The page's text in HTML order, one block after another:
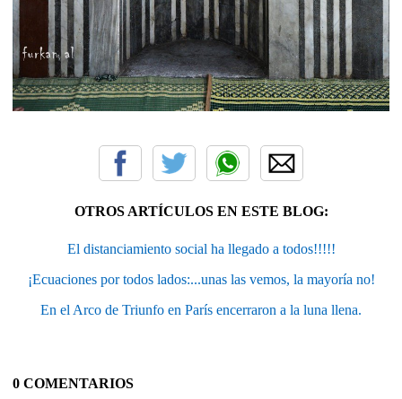
OTROS ARTÍCULOS EN ESTE BLOG:
El distanciamiento social ha llegado a todos!!!!!
¡Ecuaciones por todos lados:...unas las vemos, la mayoría no!
En el Arco de Triunfo en París encerraron a la luna llena.
0 COMENTARIOS